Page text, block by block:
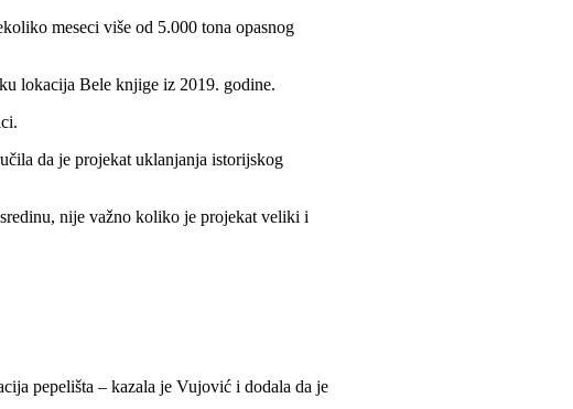
meseci više od 5.000 tona opasnog
lokacija Bele knjige iz 2019. godine.
da je projekat uklanjanja istorijskog
nije važno koliko je projekat veliki i
pepelišta – kazala je Vujović i dodala da je